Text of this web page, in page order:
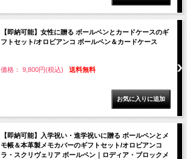
【即納可能】女性に贈る ボールペンとカードケースのギ
フトセット/オロビアンコ ボールペン＆カードケース
価格： 9,800円(税込) 送料無料
【即納可能】入学祝い・進学祝いに贈る ボールペンとメ
モ帳＆本革製メモカバーのギフトセット/オロビアンコ
ラ・スクリヴェリア ボールペン｜ロディア・ブロックメ